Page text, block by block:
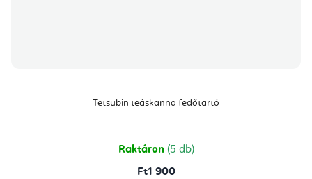
Tetsubin teáskanna fedőtartó
Raktáron (5 db)
Ft1 900